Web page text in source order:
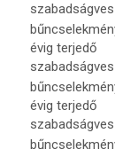
évig terjedő
évig terjedő